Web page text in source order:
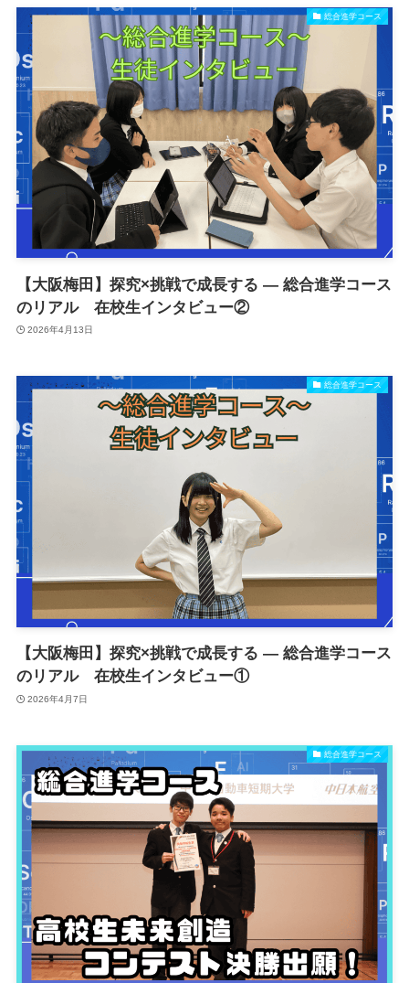
総合進学コース
【大阪梅田】探究×挑戦で成長する ― 総合進学コース
のリアル 在校生インタビュー②
2026年4月13日
総合進学コース
【大阪梅田】探究×挑戦で成長する ― 総合進学コース
のリアル 在校生インタビュー①
2026年4月7日
総合進学コース